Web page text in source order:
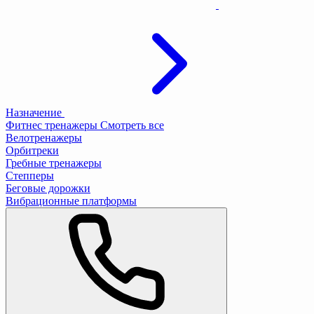
Назначение
Фитнес тренажеры Смотреть все
Велотренажеры
Орбитреки
Гребные тренажеры
Степперы
Беговые дорожки
Вибрационные платформы